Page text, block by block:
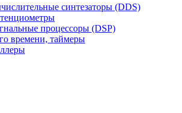
синтезаторы (DDS)
процессоры (DSP)
времени, таймеры